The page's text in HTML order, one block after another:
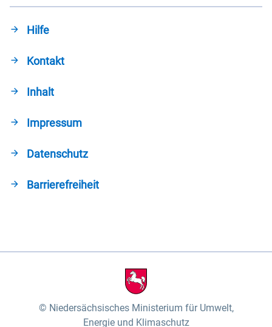
Hilfe
Kontakt
Inhalt
Impressum
Datenschutz
Barrierefreiheit
Niedersächsisches Ministerium für Umwelt,
Energie und Klimaschutz